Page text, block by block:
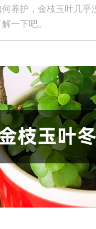
养护，金枝玉叶几乎
一下吧。